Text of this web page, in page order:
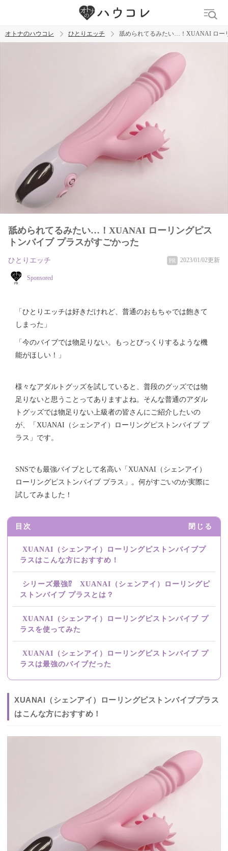
クリトリス
オトナのハウコレ ひとりエッチ 舐められてるみたい…！XUANAI ロー
舐められてるみたい…！XUANAI ローリングピス
トンバイブ プラスがすごかった
ひとりエッチ PR 2023/01/02更新
Sponsored
「ひとりエッチは好きだけれど、普通のおもちゃでは飽きて
しまった」
「今のバイブでは物足りない。もっとびっくりするような機
能がほしい！」
様々なアダルトグッズを試していると、普段のグッズでは物
足りないと思うことってありますよね。そんな普通のアダル
トグッズでは物足りない上級者の皆さんにご紹介したいの
が、「XUANAI（シェンアイ）ローリングピストンバイブ プ
ラス」です。
SNSでも最強バイブとして名高い「XUANAI（シェンアイ）
ローリングピストンバイブ プラス」。何がすごいのか実際に
試してみました！
目次 閉じる
XUANAI（シェンアイ）ローリングピストンバイブプ
ラスはこんな方におすすめ！
シリーズ最強⁉ XUANAI（シェンアイ）ローリングピ
ストンバイブ プラスとは？
XUANAI（シェンアイ）ローリングピストンバイブ プ
ラスを使ってみた
XUANAI（シェンアイ）ローリングピストンバイブ プ
ラスは最強のバイブだった
XUANAI（シェンアイ）ローリングピストンバイブプラス
はこんな方におすすめ！